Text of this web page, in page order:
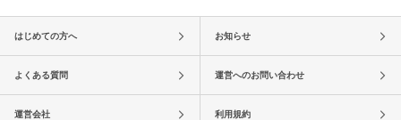
はじめての方へ お知らせ
よくある質問 運営へのお問い合わせ
運営会社 利用規約